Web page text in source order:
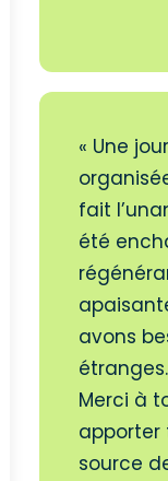
« Une
fait
été
avons
étranges.
Merci à
apporter
source